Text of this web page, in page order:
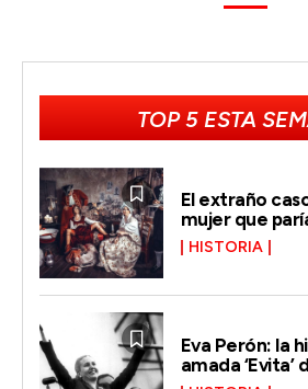
TOP 5 ESTA
El extraño
mujer que
HISTORIA
Eva Perón: la
amada